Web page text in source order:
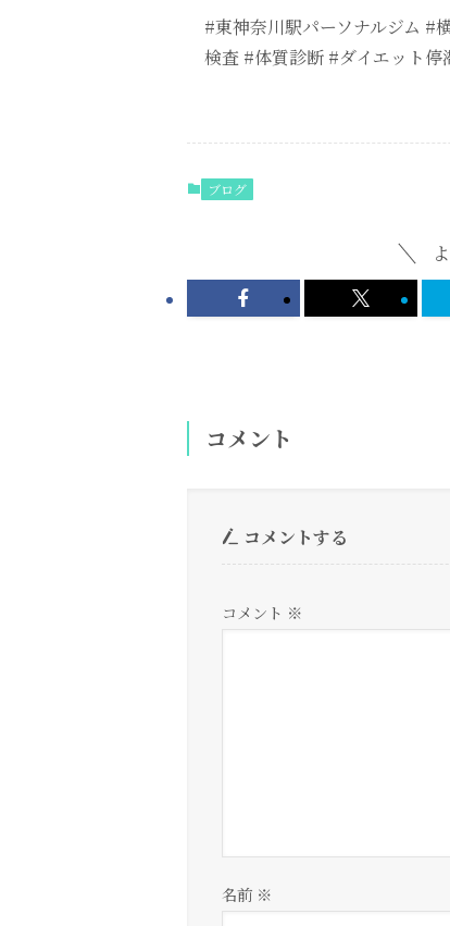
#東神奈川駅パーソナルジム #
検査 #体質診断 #ダイエット
ブログ
コメント
コメントする
コメント ※
名前 ※